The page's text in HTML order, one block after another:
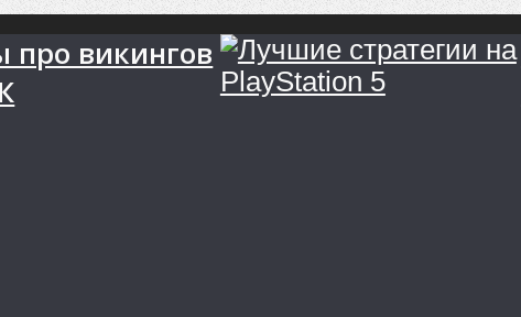
про викингов